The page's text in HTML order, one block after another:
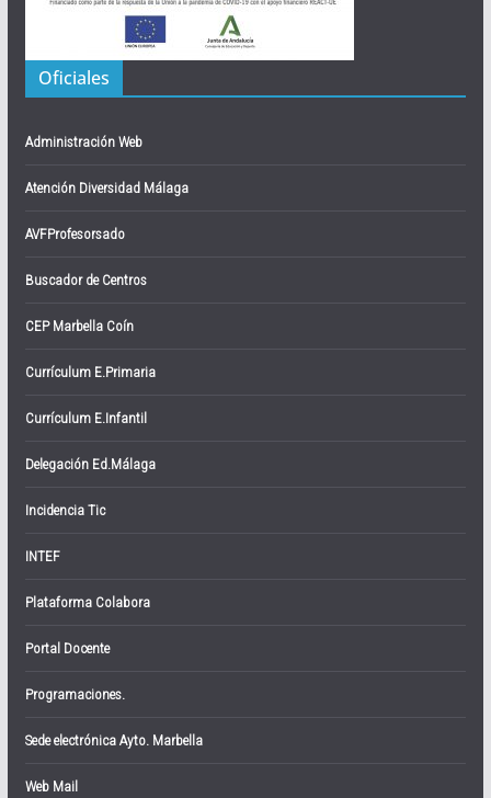
Oficiales
Administración Web
Atención Diversidad Málaga
AVFProfesorsado
Buscador de Centros
CEP Marbella Coín
Currículum E.Primaria
Currículum E.Infantil
Delegación Ed.Málaga
Incidencia Tic
INTEF
Plataforma Colabora
Portal Docente
Programaciones.
Sede electrónica Ayto. Marbella
Web Mail